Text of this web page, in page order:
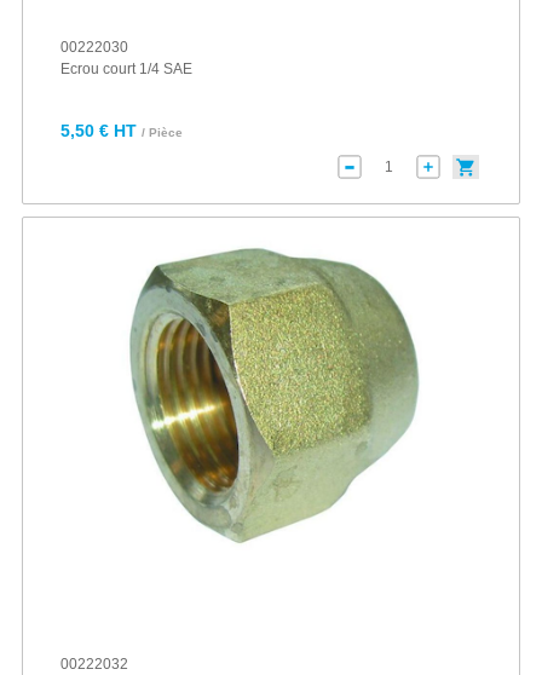
00222030
Ecrou court 1/4 SAE
5,50 € HT / Pièce
00222032